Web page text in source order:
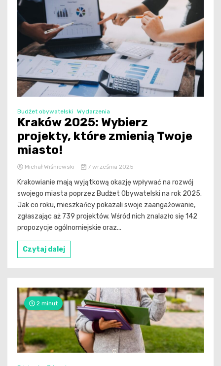
Budżet obywatelski Wydarzenia
Kraków 2025: Wybierz
projekty, które zmienią Twoje
miasto!
Michał Wiśniewski 7 września 2025
Krakowianie mają wyjątkową okazję wpływać na rozwój
swojego miasta poprzez Budżet Obywatelski na rok 2025.
Jak co roku, mieszkańcy pokazali swoje zaangażowanie,
zgłaszając aż 739 projektów. Wśród nich znalazło się 142
propozycje ogólnomiejskie oraz...
Czytaj dalej
2 minut